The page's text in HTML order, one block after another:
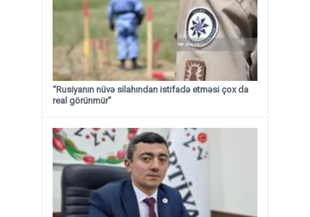
“Rusiyanın nüvə silahından istifadə etməsi çox da
real görünmür”